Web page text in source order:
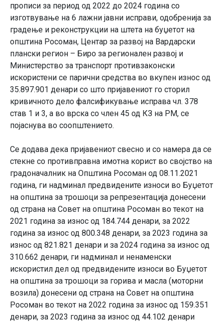
прописи за период од 2022 до 2024 година со
изготвување на 6 лажни јавни исправи, одобренија за
градење и реконструкции на штета на буџетот на
општина Росоман, Центар за развој на Вардарски
плански регион – Биро за регионален развој и
Министерство за транспорт противзаконски
искористени се парични средства во вкупен износ од
35.897.901 денари со што пријавениот го сторил
кривичното дело фалсификување исправа чл. 378
став 1 и 3, а во врска со член 45 од КЗ на РМ, се
појаснува во соопштението.
Се додава дека пријавениот свесно и со намера да се
стекне со противправна имотна корист во својство на
градоначалник на Општина Росоман од 08.11.2021
година, ги надминал предвидените износи во Буџетот
на општина за трошоци за репрезентација донесени
од страна на Совет на општина Росоман во текот на
2021 година за износ од 184.744 денари, за 2022
година за износ од 800.348 денари, за 2023 година за
износ од 821.821 денари и за 2024 година за износ од
310.662 денари, ги надминал и ненаменски
искористил дел од предвидените износи во Буџетот
на општина за трошоци за горива и масла (моторни
возила) донесени од страна на Совет на општина
Росоман во текот на 2022 година за износ од 159.351
денари, за 2023 година за износ од 44.102 денари